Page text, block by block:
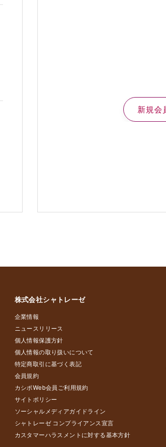
株式会社シャトレーゼ
企業情報
ニュースリリース
個人情報保護方針
個人情報の取り扱いについて
特定商取引に基づく表記
会員規約
カシポWeb会員ご利用規約
サイトポリシー
ソーシャルメディアガイドライン
シャトレーゼ コンプライアンス宣言
カスタマーハラスメントに対する基本方針